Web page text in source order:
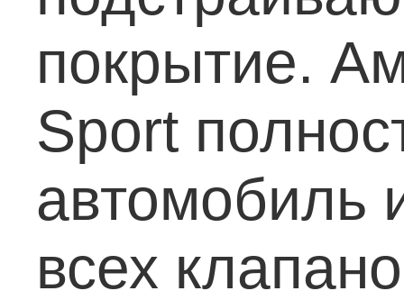
покрытие.
Sport
автомобиль
всех